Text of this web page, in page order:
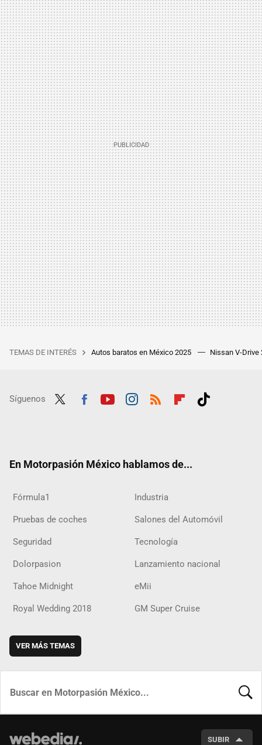
TEMAS DE INTERÉS Autos baratos en México 2025 Nissan V-Drive
Síguenos
En Motorpasión México hablamos de...
Fórmula1 Industria
Pruebas de coches Salones del Automóvil
Seguridad Tecnología
Dolorpasion Lanzamiento nacional
Tahoe Midnight eMii
Royal Wedding 2018 GM Super Cruise
VER MÁS TEMAS
SUBIR